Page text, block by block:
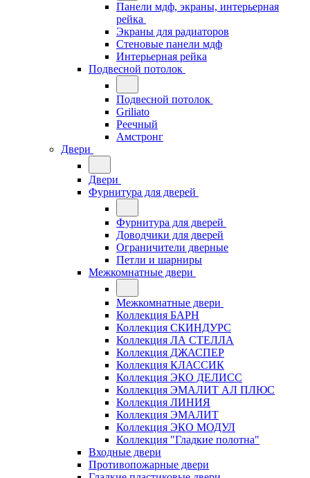
Панели мдф, экраны, интерьерная
рейка
Экраны для радиаторов
Стеновые панели мдф
Интерьерная рейка
Подвесной потолок
Подвесной потолок
Griliato
Реечный
Амстронг
Двери
Двери
Фурнитура для дверей
Фурнитура для дверей
Доводчики для дверей
Ограничители дверные
Петли и шарниры
Межкомнатные двери
Межкомнатные двери
Коллекция БАРН
Коллекция СКИНДУРС
Коллекция ЛА СТЕЛЛА
Коллекция ДЖАСПЕР
Коллекция КЛАССИК
Коллекция ЭКО ДЕЛИСС
Коллекция ЭМАЛИТ АЛ ПЛЮС
Коллекция ЛИНИЯ
Коллекция ЭМАЛИТ
Коллекция ЭКО МОДУЛ
Коллекция "Гладкие полотна"
Входные двери
Противопожарные двери